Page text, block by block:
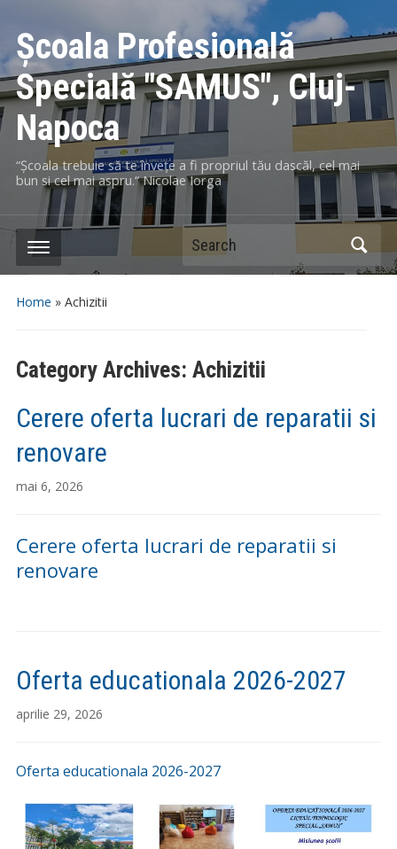
Școala Profesională
Specială "SAMUS", Cluj-
Napoca
“Școala trebuie să te învețe a fi propriul tău dascăl, cel mai
bun si cel mai aspru.“ Nicolae Iorga
Search
Home » Achizitii
Category Archives: Achizitii
Cerere oferta lucrari de reparatii si
renovare
mai 6, 2026
Cerere oferta lucrari de reparatii si
renovare
Oferta educationala 2026-2027
aprilie 29, 2026
Oferta educationala 2026-2027